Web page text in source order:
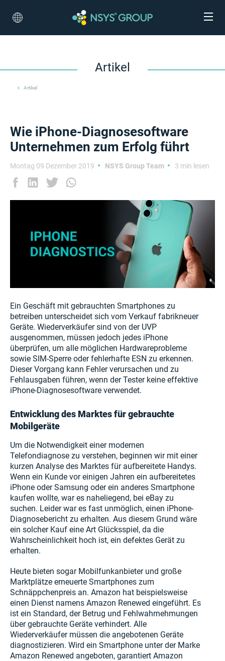
Artikel
Artikel
Wie iPhone-Diagnosesoftware
Unternehmen zum Erfolg führt
Montag 09 Dezember 2019 NSYS Group Team 3 min lesen
Ein Geschäft mit gebrauchten Smartphones zu
betreiben unterscheidet sich vom Verkauf fabrikneuer
Geräte. Wiederverkäufer sind von der UVP
ausgenommen, müssen jedoch jedes iPhone
überprüfen, um alle möglichen Hardwareprobleme
sowie SIM-Sperre oder fehlerhafte ESN zu erkennen.
Dieser Vorgang kann Fehler verursachen und zu
Fehlausgaben führen, wenn der Tester keine effektive
iPhone-Diagnosesoftware verwendet.
Entwicklung des Marktes für gebrauchte
Mobilgeräte
Um die Notwendigkeit einer modernen
Telefondiagnose zu verstehen, beginnen wir mit einer
kurzen Analyse des Marktes für aufbereitete Handys.
Wenn ein Kunde vor einigen Jahren ein aufbereitetes
iPhone oder Samsung oder ein anderes Smartphone
kaufen wollte, war es naheliegend, bei eBay zu
suchen. Leider war es fast unmöglich, einen iPhone-
Diagnosebericht zu erhalten. Aus diesem Grund wäre
ein solcher Kauf eine Art Glücksspiel, da die
Wahrscheinlichkeit hoch ist, ein defektes Gerät zu
erhalten.
Heute bieten sogar Mobilfunkanbieter und große
Marktplätze erneuerte Smartphones zum
Schnäppchenpreis an. Amazon hat beispielsweise
einen Dienst namens Amazon Renewed eingeführt. Es
ist ein Standard, der Betrug und Fehlwahrnehmungen
über gebrauchte Geräte verhindert. Alle
Wiederverkäufer müssen die angebotenen Geräte
diagnostizieren. Wird ein Smartphone unter der Marke
Amazon Renewed angeboten, garantiert Amazon